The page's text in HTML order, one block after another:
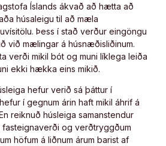
Íslands ákvað að hætta að
húsaleigu til að mæla
Þess í stað verður eingöngu
við mælingar á húsnæðisliðinum.
verði mikil bót og muni líklega leiða
ekki hækka eins mikið.
hefur verið sá þáttur í
í gegnum árin haft mikil áhrif á
reiknuð húsleiga samanstendur
og verðtryggðum
höfum á liðnum árum barist af